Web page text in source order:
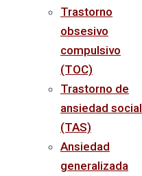
Trastorno
obsesivo
compulsivo
(TOC)
Trastorno de
ansiedad social
(TAS)
Ansiedad
generalizada